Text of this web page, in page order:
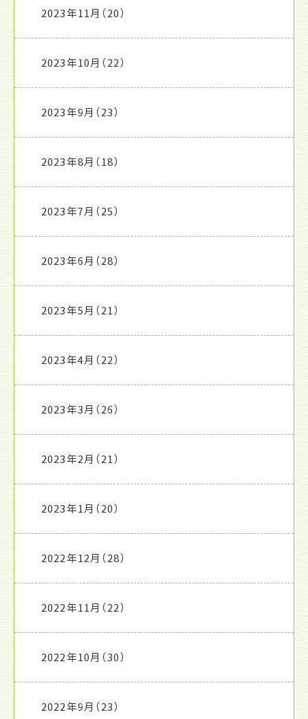
2023年11月 （20）
2023年10月 （22）
2023年9月 （23）
2023年8月 （18）
2023年7月 （25）
2023年6月 （28）
2023年5月 （21）
2023年4月 （22）
2023年3月 （26）
2023年2月 （21）
2023年1月 （20）
2022年12月 （28）
2022年11月 （22）
2022年10月 （30）
2022年9月 （23）